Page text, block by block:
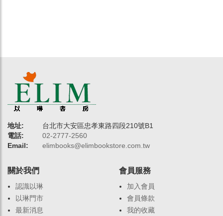
地址:
台北市大安區忠孝東路四段210號B1
電話:
02-2777-2560
Email:
elimbooks@elimbookstore.com.tw
關於我們
認識以琳
以琳門市
最新消息
會員服務
加入會員
會員條款
我的收藏